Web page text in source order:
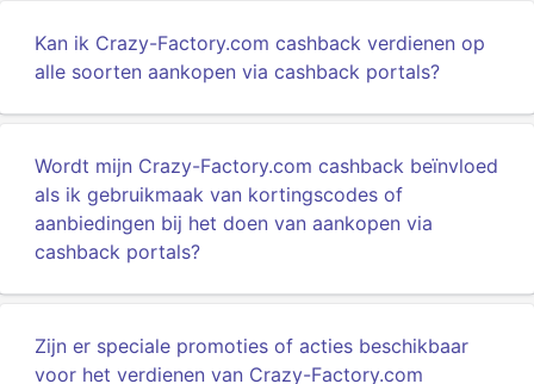
Kan ik Crazy-Factory.com cashback verdienen op
alle soorten aankopen via cashback portals?
Wordt mijn Crazy-Factory.com cashback beïnvloed
als ik gebruikmaak van kortingscodes of
aanbiedingen bij het doen van aankopen via
cashback portals?
Zijn er speciale promoties of acties beschikbaar
voor het verdienen van Crazy-Factory.com